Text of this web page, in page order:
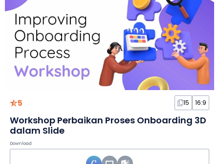
5 15 16:9
Workshop Perbaikan Proses Onboarding 3D
dalam Slide
Download